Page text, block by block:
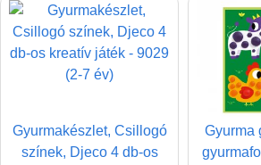
Gyurmakészlet, Csillogó
színek, Djeco 4 db-os
Gyurma